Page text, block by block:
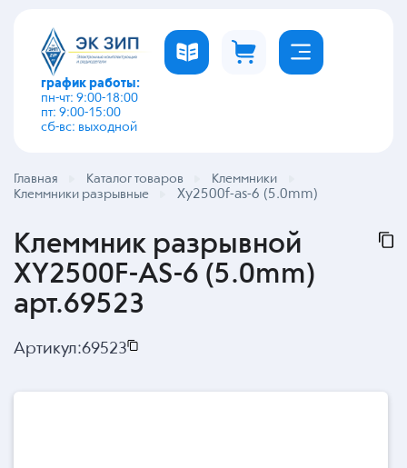
график работы:
пн-чт: 9:00-18:00
пт: 9:00-15:00
сб-вс: выходной
Главная Каталог товаров
Клеммники
Клеммники разрывные
Xy2500f-as-6 (5.0mm)
Клеммник разрывной
XY2500F-AS-6 (5.0mm)
арт.69523
Артикул:69523